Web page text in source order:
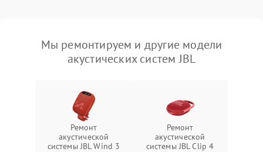
Мы ремонтируем и другие модели
акустических систем JBL
Ремонт
акустической
системы JBL Wind 3
Ремонт
акустической
системы JBL Clip 4